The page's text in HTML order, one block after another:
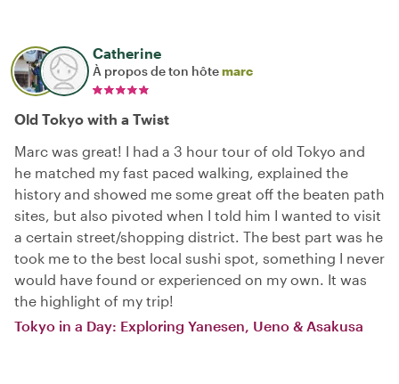
Catherine
À propos de ton hôtemarc
Old Tokyo with a Twist
Marc was great! I had a 3 hour tour of old Tokyo and
he matched my fast paced walking, explained the
history and showed me some great off the beaten path
sites, but also pivoted when I told him I wanted to visit
a certain street/shopping district. The best part was he
took me to the best local sushi spot, something I never
would have found or experienced on my own. It was
the highlight of my trip!
Tokyo in a Day: Exploring Yanesen, Ueno & Asakusa